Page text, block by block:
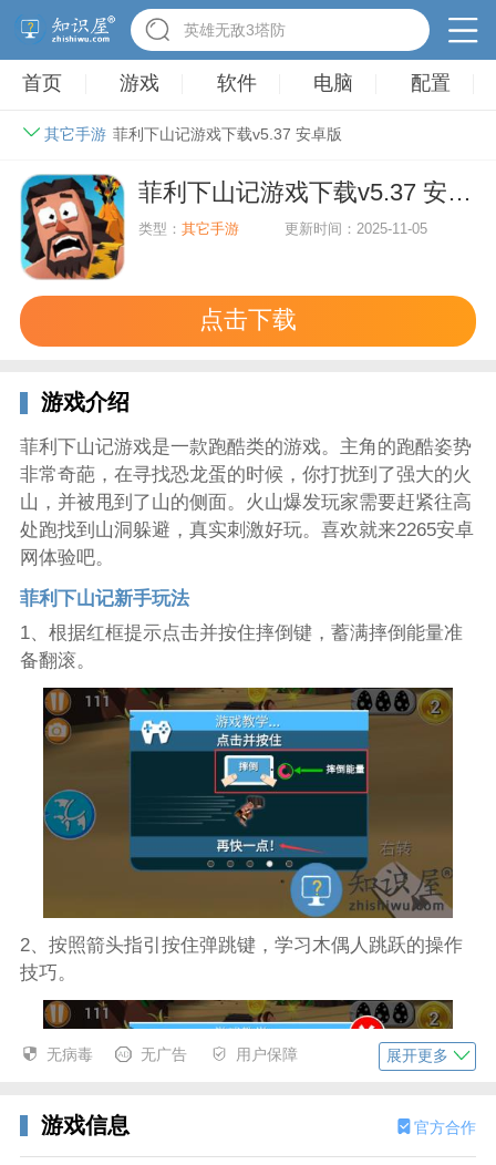
英雄无敌3塔防
首页 游戏 软件 电脑 配置
其它手游 菲利下山记游戏下载v5.37 安卓版
菲利下山记游戏下载v5.37 安卓版
类型：其它手游 更新时间：2025-11-05
点击下载
游戏介绍
菲利下山记游戏是一款跑酷类的游戏。主角的跑酷姿势
非常奇葩，在寻找恐龙蛋的时候，你打扰到了强大的火
山，并被甩到了山的侧面。火山爆发玩家需要赶紧往高
处跑找到山洞躲避，真实刺激好玩。喜欢就来2265安卓
网体验吧。
菲利下山记新手玩法
1、根据红框提示点击并按住摔倒键，蓄满摔倒能量准
备翻滚。
2、按照箭头指引按住弹跳键，学习木偶人跳跃的操作
技巧。
无病毒 无广告 用户保障 展开更多
游戏信息 官方合作